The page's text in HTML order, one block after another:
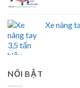
Xe nâng
NỔI BẬT